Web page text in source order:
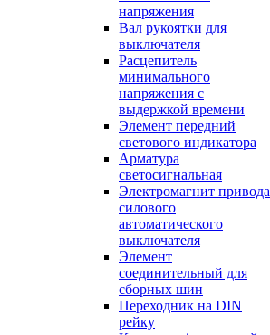
напряжения
Вал рукоятки для
выключателя
Расцепитель
минимального
напряжения с
выдержкой времени
Элемент передний
светового индикатора
Арматура
светосигнальная
Электромагнит привода
силового
автоматического
выключателя
Элемент
соединительный для
сборных шин
Переходник на DIN
рейку